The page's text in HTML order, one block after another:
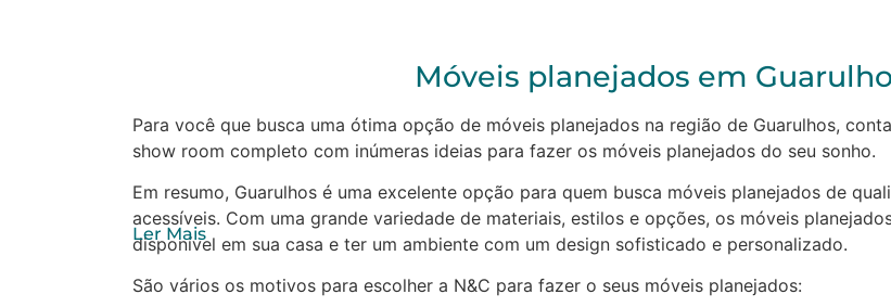
Móveis planejados em
Para você que busca uma ótima opção de móveis planejados na região de Guarulhos,
show room completo com inúmeras ideias para fazer os móveis planejados do seu sonho.
Em resumo, Guarulhos é uma excelente opção para quem busca móveis planejados de
acessíveis. Com uma grande variedade de materiais, estilos e opções, os móveis
disponível em sua casa e ter um ambiente com um design sofisticado e personalizado.
São vários os motivos para escolher a N&C para fazer o seus móveis planejados:
Ler Mais